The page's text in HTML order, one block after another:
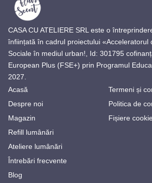
CASA CU ATELIERE SRL este o
înființată în cadrul proiectului «Acceleratorul
Sociale în mediul urban!, Id: 301795
European Plus (FSE+) prin Programul
2027.
Acasă
Despre noi
Magazin
Refill lumânări
Ateliere lumânări
Întrebări frecvente
Blog
Termeni și
Politica de
Fișiere